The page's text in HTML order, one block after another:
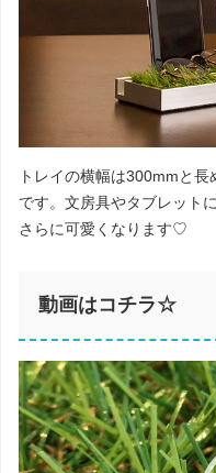
トレイの横幅は300mmと
です。文房具やタブレット
さらに可愛くなります♡
動画はコチラ☆
動
画
プ
レ